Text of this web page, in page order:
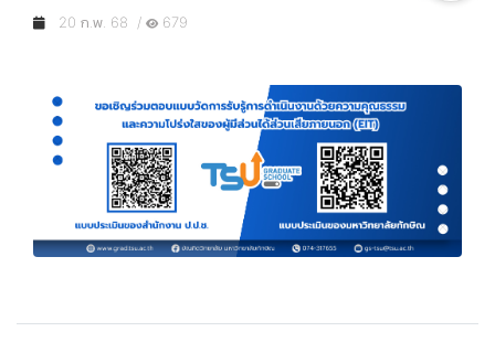
20 ก.พ. 68 / 679